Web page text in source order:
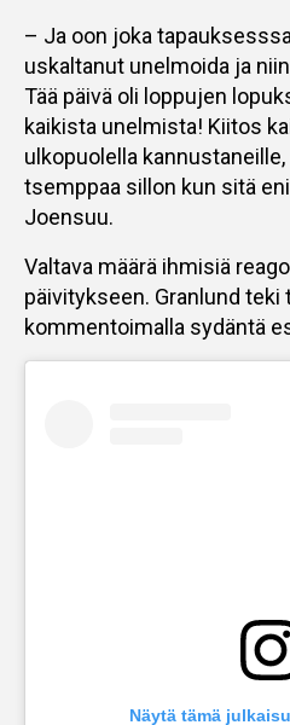
– Ja oon joka
uskaltanut unelmoida ja
Tää päivä oli loppujen
kaikista unelmista! Kiitos
ulkopuolella
tsemppaa sillon kun sitä
Joensuu.
Valtava määrä ihmisiä
päivitykseen. Granlund
kommentoimalla sydäntä
Näytä tämä